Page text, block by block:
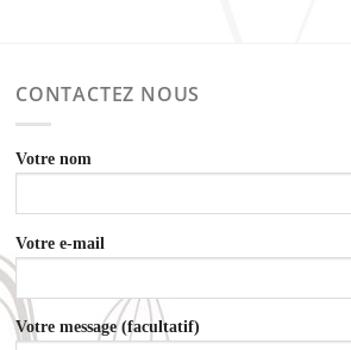
CONTACTEZ NOUS
Votre nom
Votre e-mail
Votre message (facultatif)